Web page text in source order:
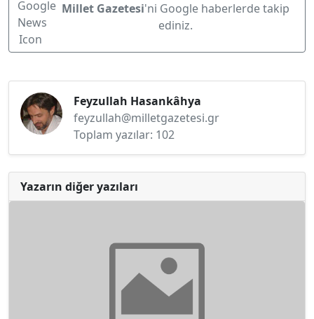
Millet Gazetesi'ni Google haberlerde takip
ediniz.
Feyzullah Hasankâhya
feyzullah@milletgazetesi.gr
Toplam yazılar: 102
Yazarın diğer yazıları